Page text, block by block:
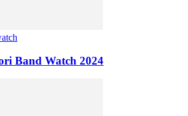
Band Watch 2024